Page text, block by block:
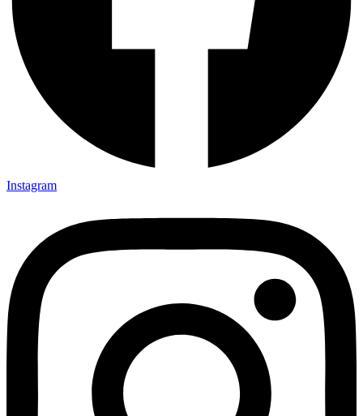
Instagram